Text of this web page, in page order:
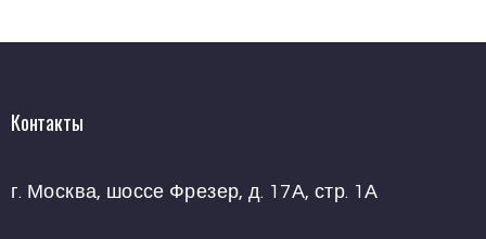
Контакты
г. Москва, шоссе Фрезер, д. 17А, стр. 1А